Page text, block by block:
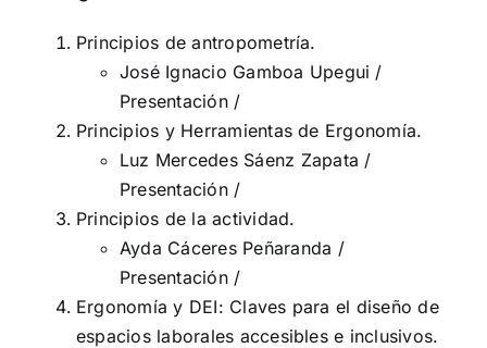
Principios de antropometría.
José Ignacio Gamboa Upegui /
Presentación/
Principios y Herramientas de Ergonomía.
Luz Mercedes Sáenz Zapata /
Presentación/
Principios de la actividad.
Ayda Cáceres Peñaranda /
Presentación/
Ergonomía y DEI: Claves para el diseño de
espacios laborales accesibles e inclusivos.